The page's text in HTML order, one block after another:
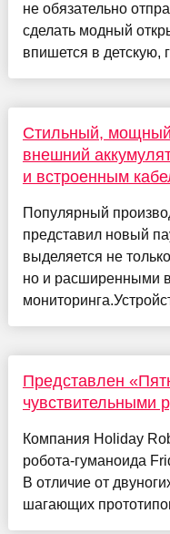
не обязательно
сделать модный
впишется в детскую,
Стильный,
внешний
и встроенным
Популярный
представил новый
выделяется не
но и расширенными
Представлен
чувствительными
Компания Holiday
робота-гуманоида
В отличие от
шагающих